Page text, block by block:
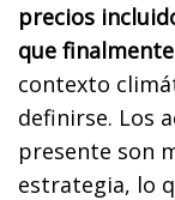
precios
que
contexto
definirse. Los
presente son
estrategia, lo